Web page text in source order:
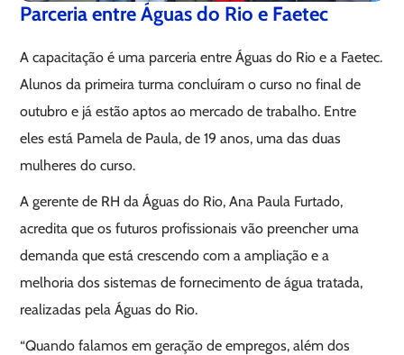
Parceria entre Águas do Rio e Faetec
A capacitação é uma parceria entre Águas do Rio e a Faetec.
Alunos da primeira turma concluíram o curso no final de
outubro e já estão aptos ao mercado de trabalho. Entre
eles está Pamela de Paula, de 19 anos, uma das duas
mulheres do curso.
A gerente de RH da Águas do Rio, Ana Paula Furtado,
acredita que os futuros profissionais vão preencher uma
demanda que está crescendo com a ampliação e a
melhoria dos sistemas de fornecimento de água tratada,
realizadas pela Águas do Rio.
“Quando falamos em geração de empregos, além dos